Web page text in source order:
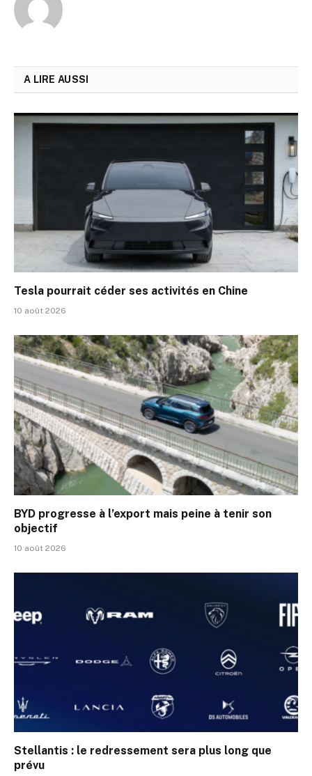
A LIRE AUSSI
Tesla pourrait céder ses activités en Chine
10 août 2026
BYD progresse à l’export mais peine à tenir son
objectif
10 août 2026
Stellantis : le redressement sera plus long que
prévu